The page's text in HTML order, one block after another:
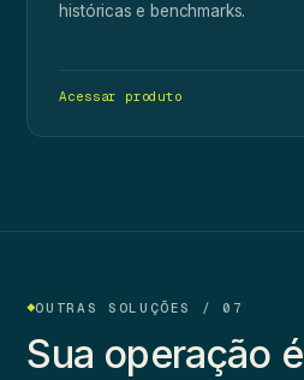
históricas e benchmarks.
Acessar produto
OUTRAS SOLUÇÕES / 07
Sua operação é